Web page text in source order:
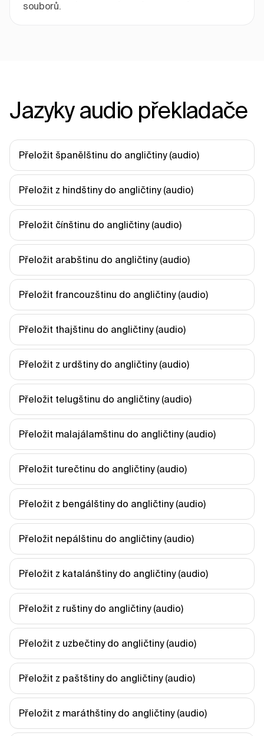
souborů.
Jazyky audio překladače
Přeložit španělštinu do angličtiny (audio)
Přeložit z hindštiny do angličtiny (audio)
Přeložit čínštinu do angličtiny (audio)
Přeložit arabštinu do angličtiny (audio)
Přeložit francouzštinu do angličtiny (audio)
Přeložit thajštinu do angličtiny (audio)
Přeložit z urdštiny do angličtiny (audio)
Přeložit telugštinu do angličtiny (audio)
Přeložit malajálamštinu do angličtiny (audio)
Přeložit turečtinu do angličtiny (audio)
Přeložit z bengálštiny do angličtiny (audio)
Přeložit nepálštinu do angličtiny (audio)
Přeložit z katalánštiny do angličtiny (audio)
Přeložit z ruštiny do angličtiny (audio)
Přeložit z uzbečtiny do angličtiny (audio)
Přeložit z paštštiny do angličtiny (audio)
Přeložit z maráthštiny do angličtiny (audio)